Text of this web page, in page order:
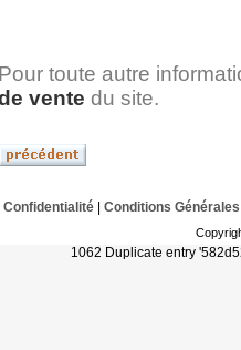
Pour toute autre
vente du site.
| Conditions Générales
1062 Duplicate entry